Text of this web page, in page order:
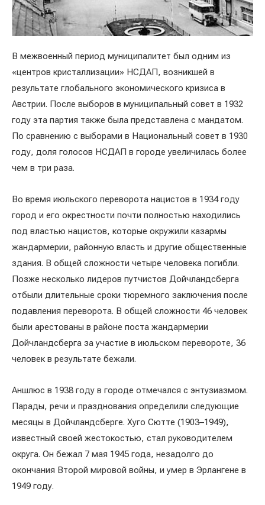
В межвоенный период муниципалитет был одним из
«центров кристаллизации» НСДАП, возникшей в
результате глобального экономического кризиса в
Австрии. После выборов в муниципальный совет в 1932
году эта партия также была представлена ​​с мандатом.
По сравнению с выборами в Национальный совет в 1930
году, доля голосов НСДАП в городе увеличилась более
чем в три раза.
Во время июльского переворота нацистов в 1934 году
город и его окрестности почти полностью находились
под властью нацистов, которые окружили казармы
жандармерии, районную власть и другие общественные
здания. В общей сложности четыре человека погибли.
Позже несколько лидеров путчистов Дойчландсберга
отбыли длительные сроки тюремного заключения после
подавления переворота. В общей сложности 46 человек
были арестованы в районе поста жандармерии
Дойчландсберга за участие в июльском перевороте, 36
человек в результате бежали.
Аншлюс в 1938 году в городе отмечался с энтузиазмом.
Парады, речи и празднования определили следующие
месяцы в Дойчландсберге. Хуго Сютте (1903–1949),
известный своей жестокостью, стал руководителем
округа. Он бежал 7 мая 1945 года, незадолго до
окончания Второй мировой войны, и умер в Эрлангене в
1949 году.